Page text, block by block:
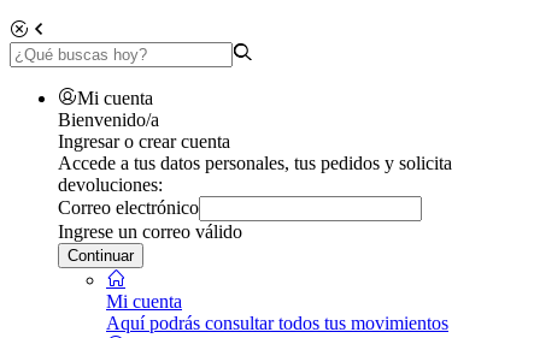
Mi cuenta
Bienvenido/a
Ingresar o crear cuenta
Accede a tus datos personales, tus pedidos y solicita
devoluciones:
Correo electrónico
Ingrese un correo válido
Continuar
Mi cuenta
Aquí podrás consultar todos tus movimientos